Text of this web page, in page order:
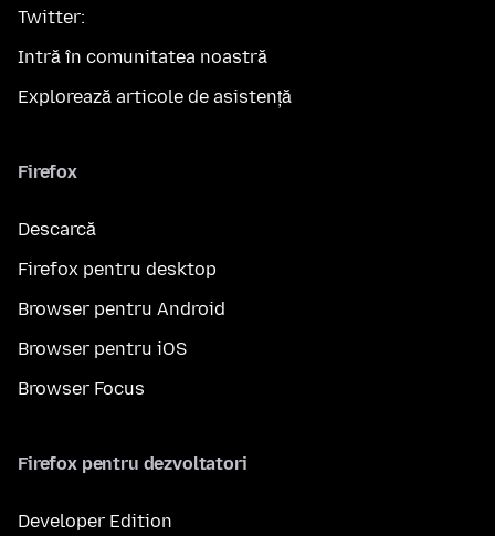
Twitter:
Intră în comunitatea noastră
Explorează articole de asistență
Firefox
Descarcă
Firefox pentru desktop
Browser pentru Android
Browser pentru iOS
Browser Focus
Firefox pentru dezvoltatori
Developer Edition